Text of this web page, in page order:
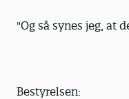
"Og så synes jeg, at
Bestyrelsen: